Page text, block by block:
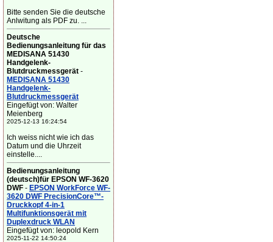
Bitte senden Sie die deutsche
Anlwitung als PDF zu. ...
Deutsche
Bedienungsanleitung für das
MEDISANA 51430
Handgelenk-
Blutdruckmessgerät -
MEDISANA 51430
Handgelenk-
Blutdruckmessgerät
Eingefügt von: Walter
Meienberg
2025-12-13 16:24:54
Ich weiss nicht wie ich das
Datum und die Uhrzeit
einstelle....
Bedienungsanleitung
(deutsch)für EPSON WF-3620
DWF - EPSON WorkForce WF-
3620 DWF PrecisionCore™-
Druckkopf 4-in-1
Multifunktionsgerät mit
Duplexdruck WLAN
Eingefügt von: leopold Kern
2025-11-22 14:50:24